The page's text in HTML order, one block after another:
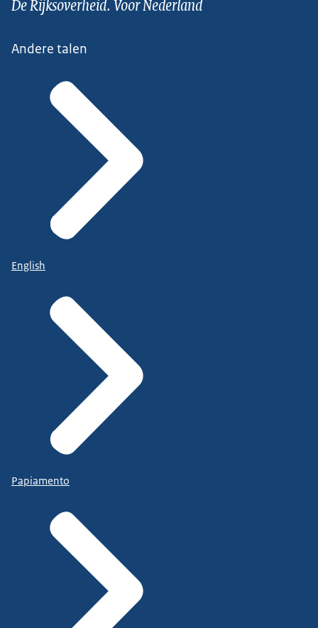
Andere talen
English
Papiamento